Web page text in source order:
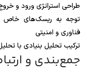
طراحی استراتژی ورود و
توجه به ریسک‌های خاص
فناوری و امنیتی
ترکیب تحلیل بنیادی با
جمع‌بندی و